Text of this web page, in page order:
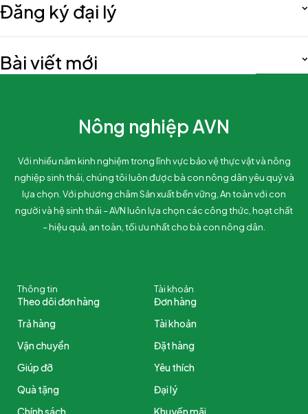
Đăng ký đại lý
Bài viết mới
Nông nghiệp AVN
Với nhiều năm kinh nghiệm trong lĩnh vực bảo vệ thực vật và nông
nghiệp sinh thái, chúng tôi luôn được bà con nông dân yêu quý và
lựa chọn. Với phương châm Sản xuất bền vững, An toàn với con
người và hệ sinh thái – AVN luôn lựa chọn các công thức, hoạt chất
– hiệu quả, an toàn, tối ưu nhất cho bà con nông dân.
Thông tin
Theo dõi đơn hàng
Trả hàng
Vận chuyển
Giúp đỡ
Quà tặng
Chính sách
Tài khoản
Đơn hàng
Tài khoản
Đặt hàng
Yêu thích
Đại lý
Khuyến mãi